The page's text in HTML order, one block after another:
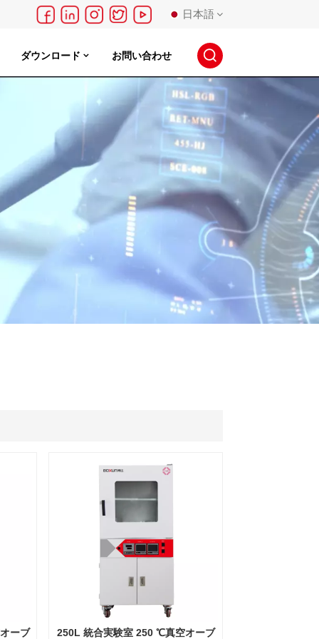
日本語
English
français
русский
español
português
日本語
ダウンロード お問い合わせ
ーブ
250L 統合実験室 250 ℃真空オーブ